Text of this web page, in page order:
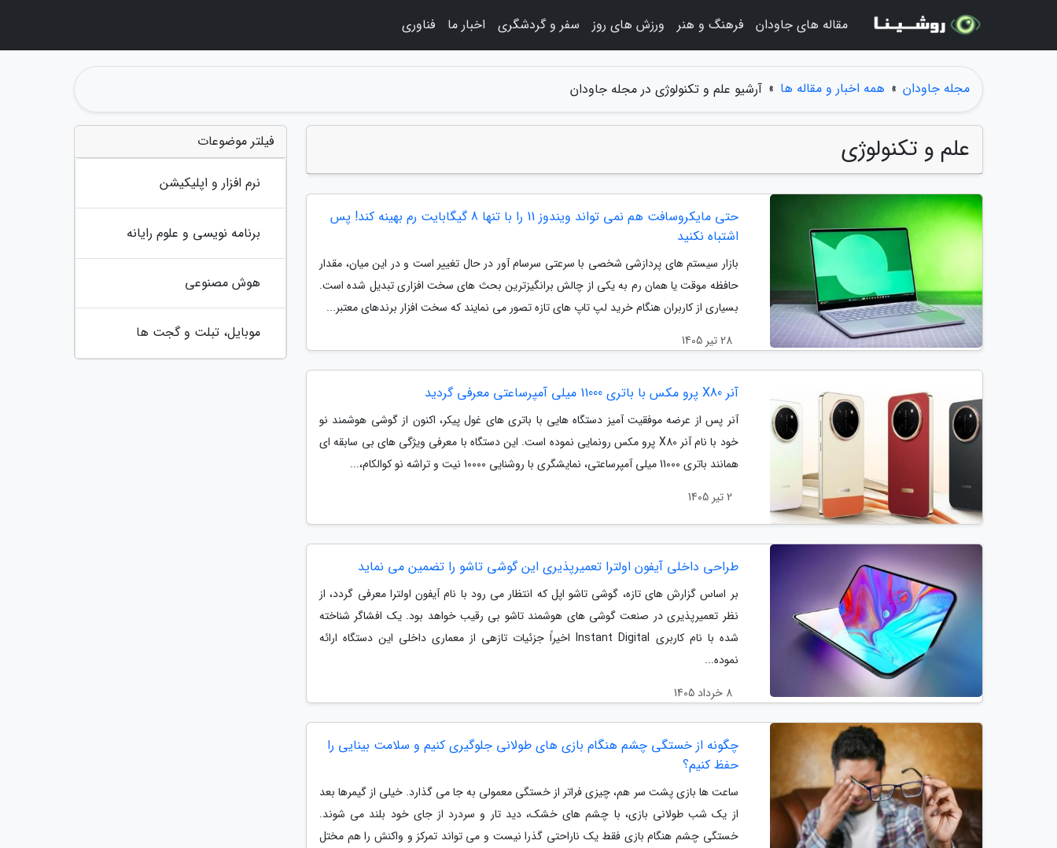
مجله جاودان » همه اخبار و مقاله ها » آرشیو علم و تکنولوژی در مجله جاودان
علم و تکنولوژی
حتی مایکروسافت هم نمی تواند ویندوز 11 را با تنها 8 گیگابایت رم بهینه کند! پس
اشتباه نکنید
بازار سیستم های پردازشی شخصی با سرعتی سرسام آور در حال تغییر است و در این میان، مقدار
حافظه موقت یا همان رم به یکی از چالش برانگیزترین بحث های سخت افزاری تبدیل شده است.
بسیاری از کاربران هنگام خرید لپ تاپ های تازه تصور می نمایند که سخت افزار برندهای معتبر...
28 تیر 1405
آنر X80 پرو مکس با باتری 11000 میلی آمپرساعتی معرفی گردید
آنر پس از عرضه موفقیت آمیز دستگاه هایی با باتری های غول پیکر، اکنون از گوشی هوشمند نو
خود با نام آنر X80 پرو مکس رونمایی نموده است. این دستگاه با معرفی ویژگی های بی سابقه ای
همانند باتری 11000 میلی آمپرساعتی، نمایشگری با روشنایی 10000 نیت و تراشه نو کوالکام،...
2 تیر 1405
طراحی داخلی آیفون اولترا تعمیرپذیری این گوشی تاشو را تضمین می نماید
بر اساس گزارش های تازه، گوشی تاشو اپل که انتظار می رود با نام آیفون اولترا معرفی گردد، از
نظر تعمیرپذیری در صنعت گوشی های هوشمند تاشو بی رقیب خواهد بود. یک افشاگر شناخته
شده با نام کاربری Instant Digital اخیراً جزئیات تازهی از معماری داخلی این دستگاه ارائه
نموده...
8 خرداد 1405
چگونه از خستگی چشم هنگام بازی های طولانی جلوگیری کنیم و سلامت بینایی را
حفظ کنیم؟
ساعت ها بازی پشت سر هم، چیزی فراتر از خستگی معمولی به جا می گذارد. خیلی از گیمرها بعد
از یک شب طولانی بازی، با چشم های خشک، دید تار و سردرد از جای خود بلند می شوند.
خستگی چشم هنگام بازی فقط یک ناراحتی گذرا نیست و می تواند تمرکز و واکنش را هم مختل
فیلتر موضوعات
نرم افزار و اپلیکیشن
برنامه نویسی و علوم رایانه
هوش مصنوعی
موبایل، تبلت و گجت ها
مقاله های جاودان فرهنگ و هنر ورزش های روز سفر و گردشگری اخبار ما فناوری